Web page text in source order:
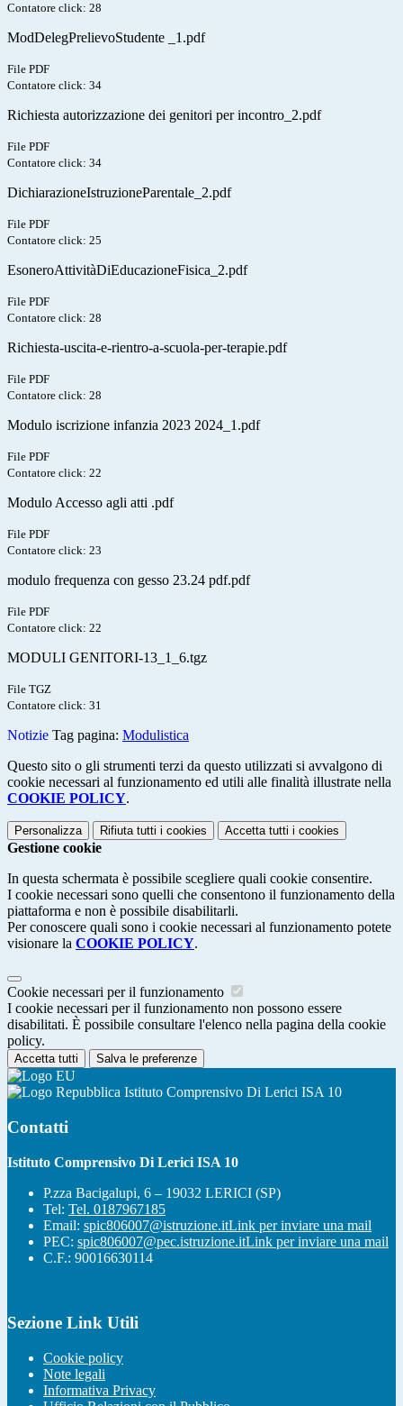
Contatore click: 28
ModDelegPrelievoStudente _1.pdf
File PDF
Contatore click: 34
Richiesta autorizzazione dei genitori per incontro_2.pdf
File PDF
Contatore click: 34
DichiarazioneIstruzioneParentale_2.pdf
File PDF
Contatore click: 25
EsoneroAttivitàDiEducazioneFisica_2.pdf
File PDF
Contatore click: 28
Richiesta-uscita-e-rientro-a-scuola-per-terapie.pdf
File PDF
Contatore click: 28
Modulo iscrizione infanzia 2023 2024_1.pdf
File PDF
Contatore click: 22
Modulo Accesso agli atti .pdf
File PDF
Contatore click: 23
modulo frequenza con gesso 23.24 pdf.pdf
File PDF
Contatore click: 22
MODULI GENITORI-13_1_6.tgz
File TGZ
Contatore click: 31
Notizie Tag pagina: Modulistica
Questo sito o gli strumenti terzi da questo utilizzati si avvalgono di
cookie necessari al funzionamento ed utili alle finalità illustrate nella
COOKIE POLICY.
Personalizza Rifiuta tutti i cookies Accetta tutti i cookies
Gestione cookie
In questa schermata è possibile scegliere quali cookie consentire.
I cookie necessari sono quelli che consentono il funzionamento della
piattaforma e non è possibile disabilitarli.
Per conoscere quali sono i cookie necessari al funzionamento potete
visionare la COOKIE POLICY.
Cookie necessari per il funzionamento
I cookie necessari per il funzionamento non possono essere
disabilitati. È possibile consultare l'elenco nella pagina della cookie
policy.
Accetta tutti Salva le preferenze
Istituto Comprensivo Di Lerici ISA 10
Contatti
Istituto Comprensivo Di Lerici ISA 10
P.zza Bacigalupi, 6 – 19032 LERICI (SP)
Tel: Tel. 0187967185
Email: spic806007@istruzione.itLink per inviare una mail
PEC: spic806007@pec.istruzione.itLink per inviare una mail
C.F.: 90016630114
Sezione Link Utili
Cookie policy
Note legali
Informativa Privacy